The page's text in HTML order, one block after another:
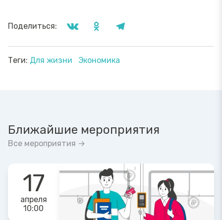
Поделиться:
Теги: Для жизни Экономика
Ближайшие мероприятия
Все мероприятия →
17
апреля
10:00